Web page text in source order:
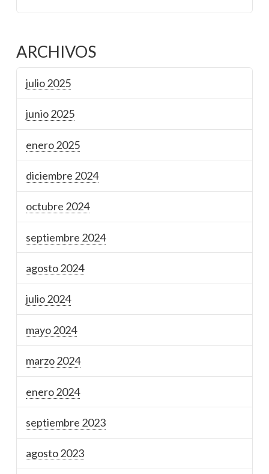
ARCHIVOS
julio 2025
junio 2025
enero 2025
diciembre 2024
octubre 2024
septiembre 2024
agosto 2024
julio 2024
mayo 2024
marzo 2024
enero 2024
septiembre 2023
agosto 2023